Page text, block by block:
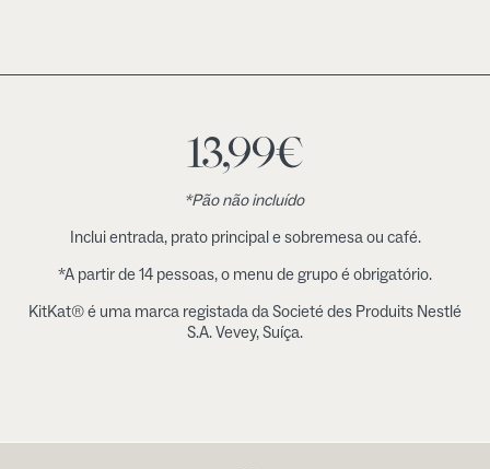
13,99€
*Pão não incluído
Inclui entrada, prato principal e sobremesa ou café.
*A partir de 14 pessoas, o menu de grupo é obrigatório.
KitKat® é uma marca registada da Societé des Produits Nestlé
S.A. Vevey, Suíça.